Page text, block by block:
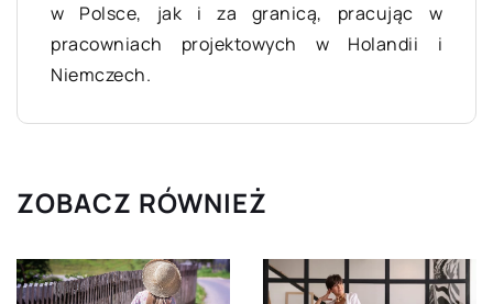
w Polsce, jak i za granicą, pracując w
pracowniach projektowych w Holandii i
Niemczech.
ZOBACZ RÓWNIEŻ